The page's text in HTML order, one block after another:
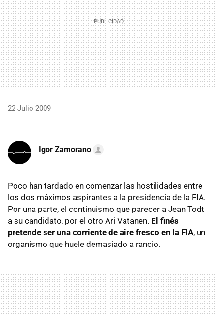
22 Julio 2009
Igor Zamorano
Poco han tardado en comenzar las hostilidades entre
los dos máximos aspirantes a la presidencia de la FIA.
Por una parte, el continuismo que parecer a Jean Todt
a su candidato, por el otro Ari Vatanen. El finés
pretende ser una corriente de aire fresco en la FIA, un
organismo que huele demasiado a rancio.